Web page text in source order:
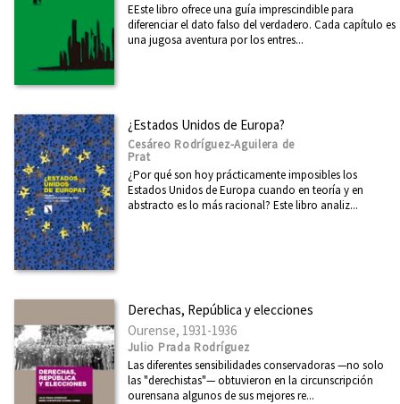
EEste libro ofrece una guía imprescindible para
diferenciar el dato falso del verdadero. Cada capítulo es
una jugosa aventura por los entres...
¿Estados Unidos de Europa?
Cesáreo Rodríguez-Aguilera de
Prat
¿Por qué son hoy prácticamente imposibles los
Estados Unidos de Europa cuando en teoría y en
abstracto es lo más racional? Este libro analiz...
Derechas, República y elecciones
Ourense, 1931-1936
Julio Prada Rodríguez
Las diferentes sensibilidades conservadoras —no solo
las "derechistas"— obtuvieron en la circunscripción
ourensana algunos de sus mejores re...